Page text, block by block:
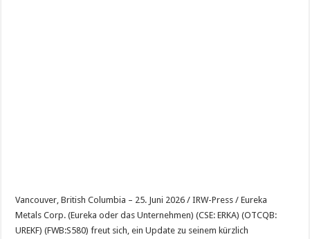
Vancouver, British Columbia – 25. Juni 2026 / IRW-Press / Eureka
Metals Corp. (Eureka oder das Unternehmen) (CSE: ERKA) (OTCQB:
UREKF) (FWB:S580) freut sich, ein Update zu seinem kürzlich